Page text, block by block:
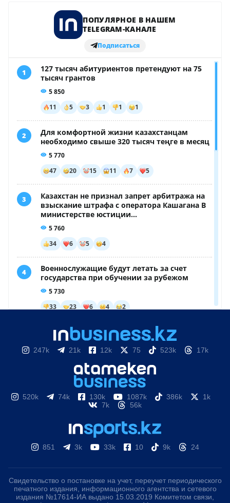
247k 21k 12k 75 523k 17k
520k 74k 130k 1087k 386k
1k
7k
56k
851 3k 33k 10 9k 24
Свидетельство о постановке на учет, переучет периодического
печатного издания, информационного агентства и сетевого
издания №17614-ИА выдано 15.03.2019 Комитетом связи,